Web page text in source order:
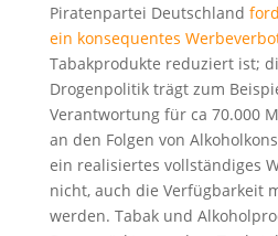
Piratenpartei Deutschland
ein konsequentes
Tabakprodukte reduziert ist;
Drogenpolitik trägt zum
Verantwortung für ca 70.000
an den Folgen von
ein realisiertes vollständiges
nicht, auch die Verfügbarkeit
werden. Tabak und